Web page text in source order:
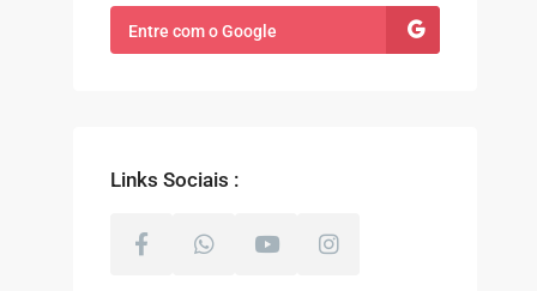
Entre com o Google
Links Sociais :
Terreno com 8.000m²
à Venda em Coti...